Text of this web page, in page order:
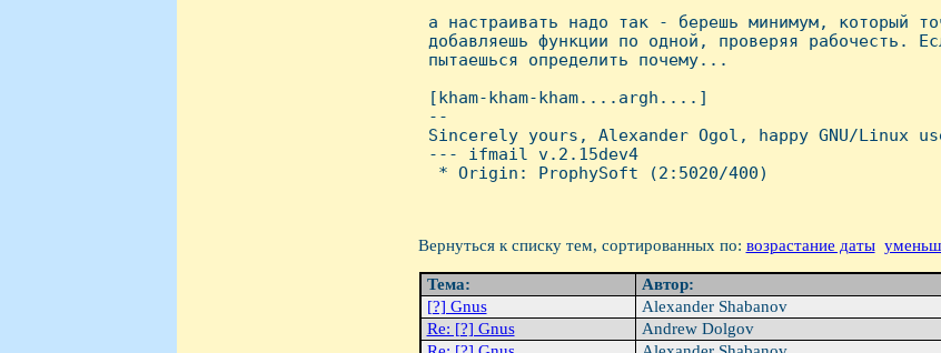
а настраивать надо так - берешь минимум, который
добавляешь функции по одной, проверяя рабочесть.
пытаешься определить почему...
[kham-kham-kham....argh....]
--
Sincerely yours, Alexander Ogol, happy GNU/Linux
--- ifmail v.2.15dev4
  * Origin: ProphySoft (2:5020/400)
Вернуться к списку тем, сортированных по: возрастание даты
Тема: Автор:
[?] Gnus
Alexander Shabanov
Re: [?] Gnus
Andrew Dolgov